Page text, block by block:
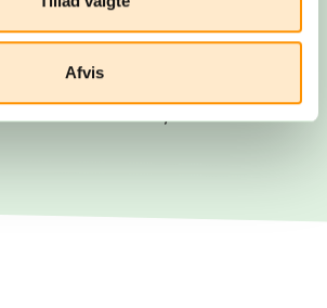
Afvis
Afrejse
Du rejser…! Du kan altid få fat i os
kommer hjem.